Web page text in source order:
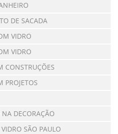
DE SACADA
VIDRO
VIDRO
CONSTRUÇÕES
PROJETOS
DECORAÇÃO
SÃO PAULO